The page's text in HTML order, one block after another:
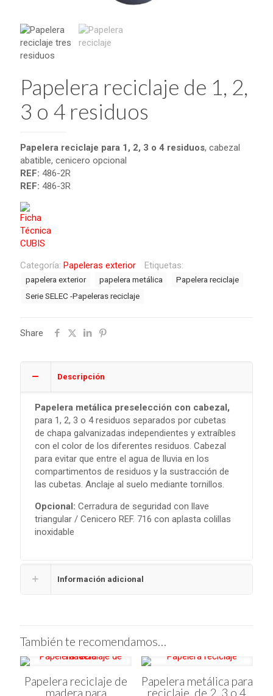
Papelera reciclaje de 1, 2,
3 o 4 residuos
Papelera reciclaje para 1, 2, 3 o 4 residuos, cabezal
abatible, cenicero opcional
REF: 486-2R
REF: 486-3R
Categoría: Papeleras exterior Etiquetas:
papelera exterior papelera metálica
Papelera reciclaje
Serie SELEC -Papeleras reciclaje
Share
Descripción
Papelera metálica preselección con cabezal,
para 1, 2, 3 o 4 residuos separados por cubetas
de chapa galvanizadas independientes y extraíbles
con el color de los diferentes residuos. Cabezal
para evitar que entre el agua de lluvia en los
compartimentos de residuos y la sustracción de
las cubetas. Anclaje al suelo mediante tornillos.
Opcional: Cerradura de seguridad con llave
triangular / Cenicero REF. 716 con aplasta colillas
inoxidable
Información adicional
También te recomendamos…
Papelera reciclaje de
madera para
Papelera metálica para
reciclaje, de 2, 3 o 4